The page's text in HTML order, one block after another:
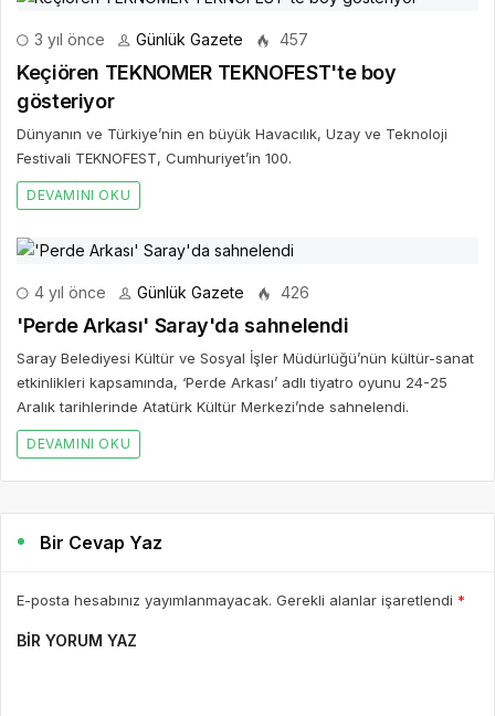
3 yıl önce Günlük Gazete 457
Keçiören TEKNOMER TEKNOFEST'te boy
gösteriyor
Dünyanın ve Türkiye’nin en büyük Havacılık, Uzay ve Teknoloji
Festivali TEKNOFEST, Cumhuriyet’in 100.
DEVAMINI OKU
4 yıl önce Günlük Gazete 426
'Perde Arkası' Saray'da sahnelendi
Saray Belediyesi Kültür ve Sosyal İşler Müdürlüğü’nün kültür-sanat
etkinlikleri kapsamında, ‘Perde Arkası’ adlı tiyatro oyunu 24-25
Aralık tarihlerinde Atatürk Kültür Merkezi’nde sahnelendi.
DEVAMINI OKU
Bir Cevap Yaz
E-posta hesabınız yayımlanmayacak. Gerekli alanlar işaretlendi *
BIR YORUM YAZ